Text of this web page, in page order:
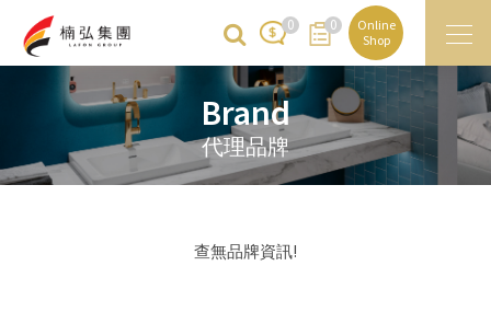
0 0
Online
Shop
Brand
代理品牌
查無品牌資訊!